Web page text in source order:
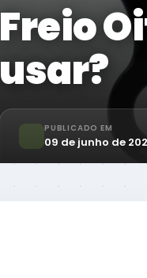
Freio
usar?
PUBLICADO EM
09 de junho de